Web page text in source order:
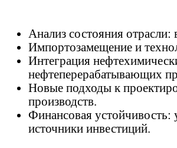
Анализ состояния отрасли:
Импортозамещение и
Интеграция
нефтеперерабатывающих
Новые подходы к
производств.
Финансовая устойчивость:
источники инвестиций.